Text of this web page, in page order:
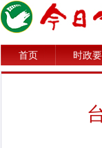
首页 时政